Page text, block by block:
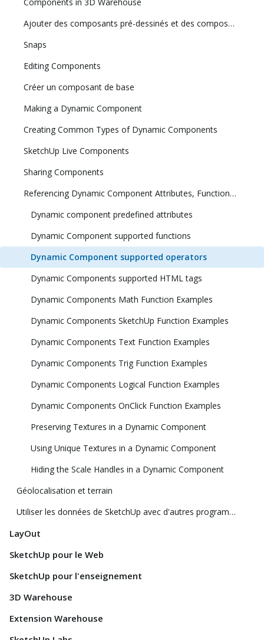
Ajouter des composants pré-dessinés et des composants dynamiques
Snaps
Editing Components
Créer un composant de base
Making a Dynamic Component
Creating Common Types of Dynamic Components
SketchUp Live Components
Sharing Components
Referencing Dynamic Component Attributes, Functions, HTML Tags, and Operators
Dynamic component predefined attributes
Dynamic Component supported functions
Dynamic Component supported operators
Dynamic Components supported HTML tags
Dynamic Components Math Function Examples
Dynamic Components SketchUp Function Examples
Dynamic Components Text Function Examples
Dynamic Components Trig Function Examples
Dynamic Components Logical Function Examples
Dynamic Components OnClick Function Examples
Preserving Textures in a Dynamic Component
Using Unique Textures in a Dynamic Component
Hiding the Scale Handles in a Dynamic Component
Géolocalisation et terrain
Utiliser les données de SketchUp avec d'autres programmes ou outils de modélisation
LayOut
SketchUp pour le Web
SketchUp pour l'enseignement
3D Warehouse
Extension Warehouse